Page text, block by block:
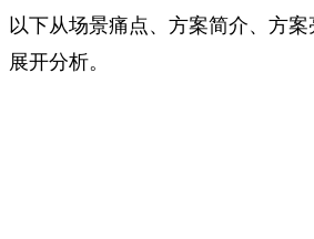
以下从场景痛点、方案简介、方
展开分析。